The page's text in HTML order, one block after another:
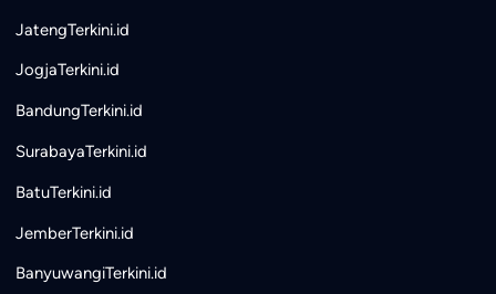
JatengTerkini.id
JogjaTerkini.id
BandungTerkini.id
SurabayaTerkini.id
BatuTerkini.id
JemberTerkini.id
BanyuwangiTerkini.id